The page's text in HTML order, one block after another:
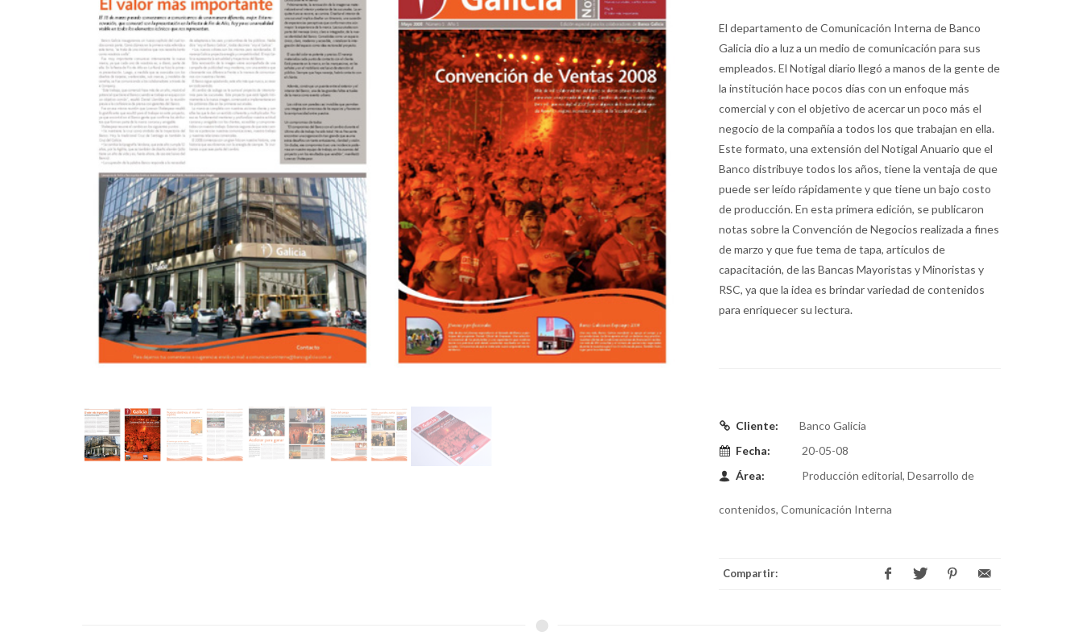
El departamento de Comunicación Interna de Banco
Galicia dio a luz a un medio de comunicación para sus
empleados. El Notigal diario llegó a manos de la gente de
la institución hace pocos días con un enfoque más
comercial y con el objetivo de acercar un poco más el
negocio de la compañía a todos los que trabajan en ella.
Este formato, una extensión del Notigal Anuario que el
Banco distribuye todos los años, tiene la ventaja de que
puede ser leído rápidamente y que tiene un bajo costo
de producción. En esta primera edición, se publicaron
notas sobre la Convención de Negocios realizada a fines
de marzo y que fue tema de tapa, artículos de
capacitación, de las Bancas Mayoristas y Minoristas y
RSC, ya que la idea es brindar variedad de contenidos
para enriquecer su lectura.
Cliente:
Banco Galicia
Fecha:
20-05-08
Área:
Producción editorial, Desarrollo de
contenidos, Comunicación Interna
Compartir: